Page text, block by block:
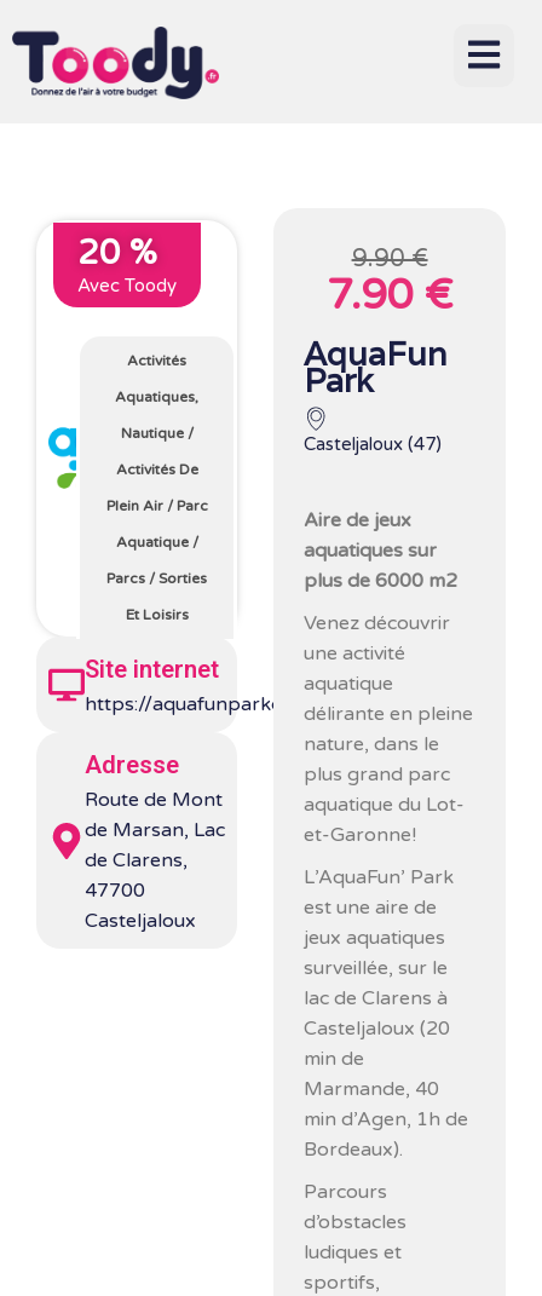
20 %
Avec Toody
Activités
Aquatiques,
Nautique/
Activités De
Plein Air/Parc
Aquatique/
Parcs /Sorties
Et Loisirs
Site internet
https://aquafunparkclarens.fr/
Adresse
Route de Mont
de Marsan, Lac
de Clarens,
47700
Casteljaloux
9.90 €
7.90 €
AquaFun
Park
Casteljaloux (47)
Aire de jeux
aquatiques sur
plus de 6000 m2
Venez découvrir
une activité
aquatique
délirante en pleine
nature, dans le
plus grand parc
aquatique du Lot-
et-Garonne!
L’AquaFun’ Park
est une aire de
jeux aquatiques
surveillée, sur le
lac de Clarens à
Casteljaloux (20
min de
Marmande, 40
min d’Agen, 1h de
Bordeaux).
Parcours
d’obstacles
ludiques et
sportifs,